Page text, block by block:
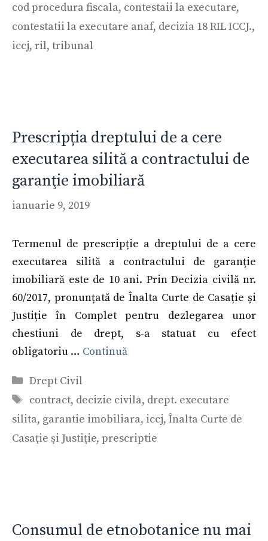
cod procedura fiscala, contestaii la executare,
contestatii la executare anaf, decizia 18 RIL ICCJ.,
iccj, ril, tribunal
Prescripția dreptului de a cere
executarea silită a contractului de
garanţie imobiliară
ianuarie 9, 2019
Termenul de prescripție a dreptului de a cere
executarea silită a contractului de garanţie
imobiliară este de 10 ani. Prin Decizia civilă nr.
60/2017, pronunțată de Înalta Curte de Casație și
Justiție în Complet pentru dezlegarea unor
chestiuni de drept, s-a statuat cu efect
obligatoriu … Continuă
Categorii
Drept Civil
Etichete
contract, decizie civila, drept. executare
silita, garantie imobiliara, iccj, Înalta Curte de
Casaţie şi Justiţie, prescriptie
Consumul de etnobotanice nu mai